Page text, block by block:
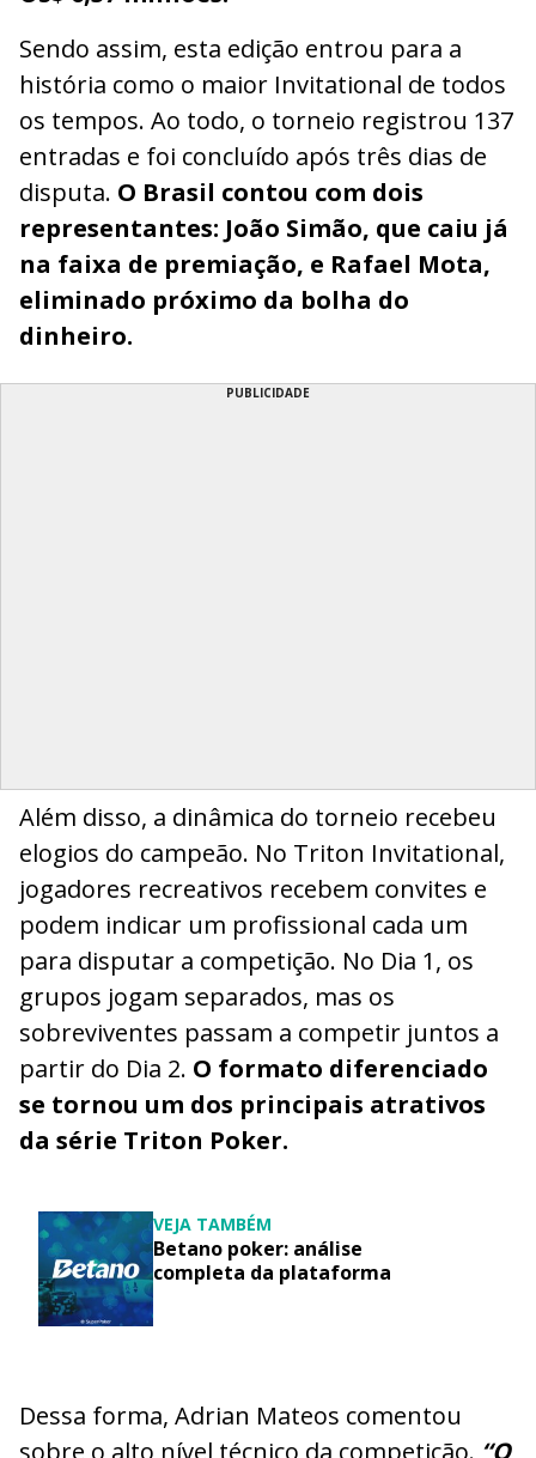
Sendo assim, esta edição entrou para a
história como o maior Invitational de todos
os tempos. Ao todo, o torneio registrou 137
entradas e foi concluído após três dias de
disputa. O Brasil contou com dois
representantes: João Simão, que caiu já
na faixa de premiação, e Rafael Mota,
eliminado próximo da bolha do
dinheiro.
PUBLICIDADE
Além disso, a dinâmica do torneio recebeu
elogios do campeão. No Triton Invitational,
jogadores recreativos recebem convites e
podem indicar um profissional cada um
para disputar a competição. No Dia 1, os
grupos jogam separados, mas os
sobreviventes passam a competir juntos a
partir do Dia 2. O formato diferenciado
se tornou um dos principais atrativos
da série Triton Poker.
VEJA TAMBÉM
Betano poker: análise
completa da plataforma
Dessa forma, Adrian Mateos comentou
sobre o alto nível técnico da competição. “O